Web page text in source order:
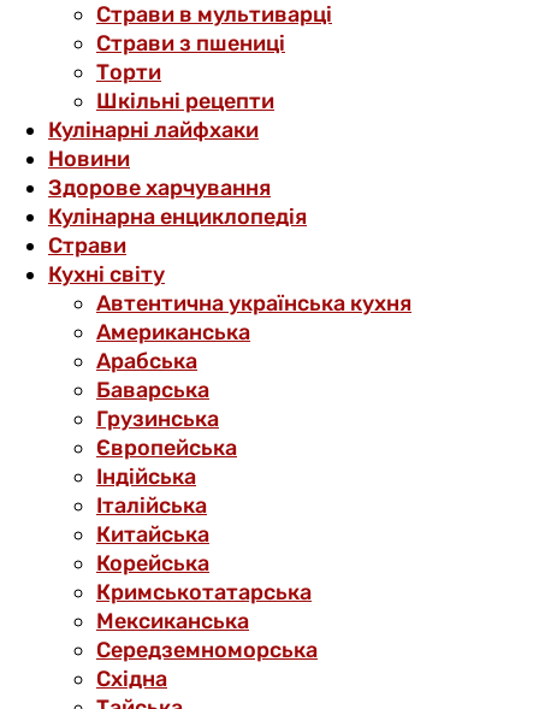
Страви в мультиварці
Страви з пшениці
Торти
Шкільні рецепти
Кулінарні лайфхаки
Новини
Здорове харчування
Кулінарна енциклопедія
Страви
Кухні світу
Автентична українська кухня
Американська
Арабська
Баварська
Грузинська
Європейська
Індійська
Італійська
Китайська
Корейська
Кримськотатарська
Мексиканська
Середземноморська
Східна